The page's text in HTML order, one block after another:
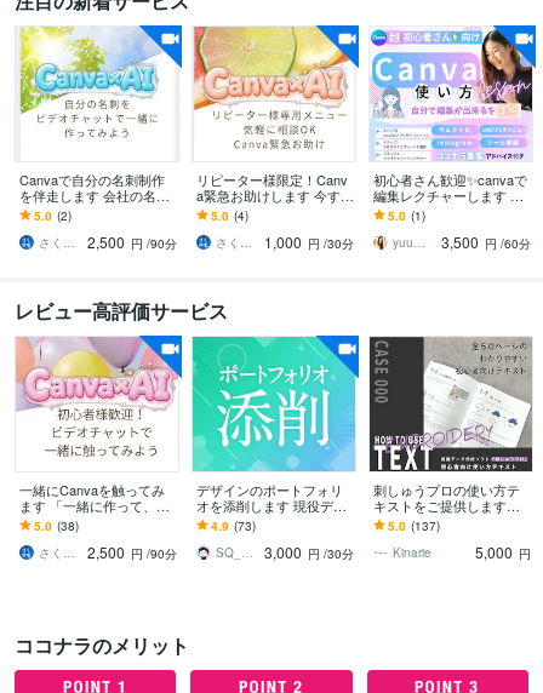
Canvaで自分の名刺制作
を伴走します 会社の名刺
ではなく、自分自身の名
刺、一緒に作りません
か？
5.0 (2)
さくゆず396
2,500 円 /90分
リピーター様限定！Canv
a緊急お助けします 今すぐ
聞きたい！ちょっとだけ
聞きたい！をお助けしま
す。
5.0 (4)
さくゆず396
1,000 円 /30分
初心者さん歓迎✨canvaで
編集レクチャーします 基
本操作からリール動画編
集✨ココナラ活用のコツま
で丁寧に伝授
5.0 (1)
yuu＊大人可愛い癒し声✨心を整える時間
3,500 円 /60分
レビュー高評価サービス
一緒にCanvaを触ってみ
ます 「一緒に作って、一
人でもできるようにな
る」お手伝いをします。
5.0 (38)
さくゆず396
2,500 円 /90分
デザインのポートフォリ
オを添削します 現役デザ
イナーがあなたのポート
フォリオをブラッシュア
ップ！
4.9 (73)
SQ_designnn
3,000 円 /30分
刺しゅうプロの使い方テ
キストをご提供します
「難しい」を「簡単」
へ。初心者向けわかりや
すい使い方テキスト
5.0 (137)
Kinarie
5,000 円
ココナラのメリット